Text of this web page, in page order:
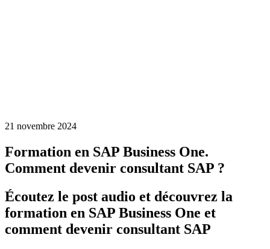
21 novembre 2024
Formation en SAP Business One.
Comment devenir consultant SAP ?
Écoutez le post audio et découvrez la
formation en SAP Business One et
comment devenir consultant SAP